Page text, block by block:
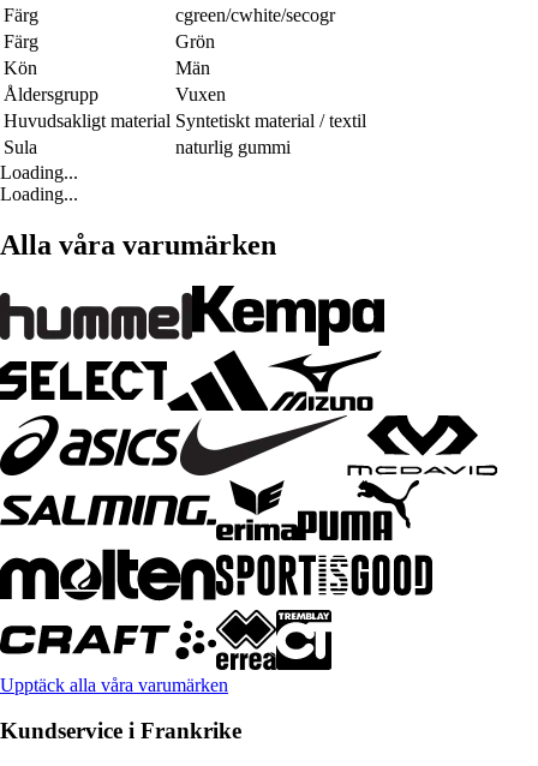
Färg
cgreen/cwhite/secogr
Färg
Grön
Kön
Män
Åldersgrupp
Vuxen
Huvudsakligt material Syntetiskt material / textil
Sula
naturlig gummi
Loading...
Loading...
Alla våra varumärken
Upptäck alla våra varumärken
Kundservice i Frankrike